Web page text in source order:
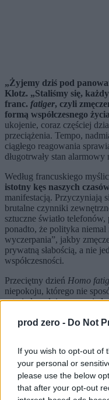
prod zero - Do Not
If you wish to opt-out of
your personal or
please use the below
that after your opt-out
„Żyjemy dziś pod
Klotz. „Staliśmy się,
franc. fatiger, czyli
formą współczesnego
ukojenie, coraz częściej
przeciążenia. Tempo,
ciągłego reagowania
długotrwały stan
Według francuskiego
istotny kęs naszych czasów
manifestacją. Przyczyniają
brutalne czynniki
sztuczne światło
ponadto, że polityka
wyczerpania”, jakby
prywatną słabością, a nie
współczesności.
Przeciętny dzień Homo
niepokoju, którego nie
rytmie łagodnie
rozcinających przestrzeń
Reklama